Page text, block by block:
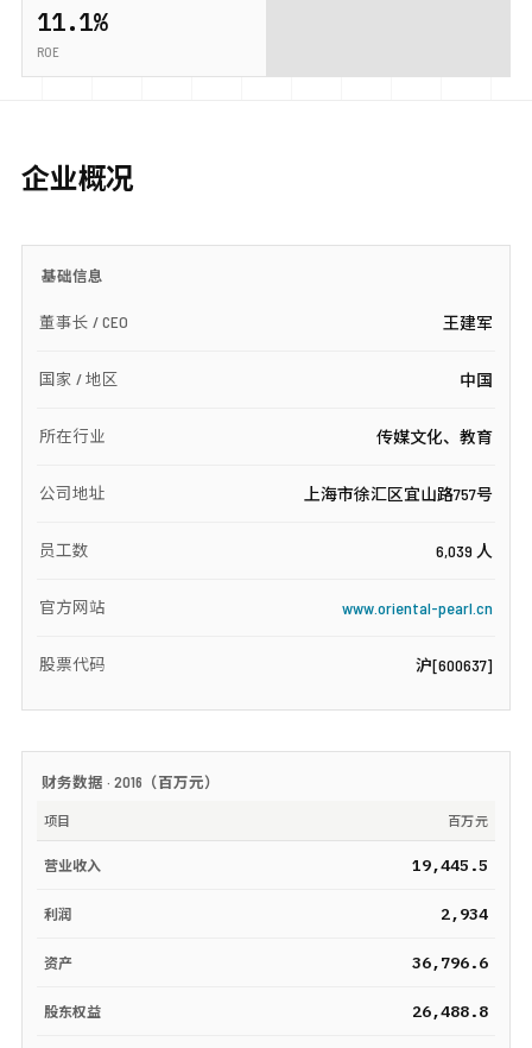
11.1%
ROE
企业概况
基础信息
董事长 / CEO 王建军
国家 / 地区 中国
所在行业 传媒文化、教育
公司地址 上海市徐汇区宜山路757号
员工数 6,039 人
官方网站 www.oriental-pearl.cn
股票代码 沪[600637]
财务数据 · 2016 （百万元）
项目 百万元
营业收入 19,445.5
利润 2,934
资产 36,796.6
股东权益 26,488.8